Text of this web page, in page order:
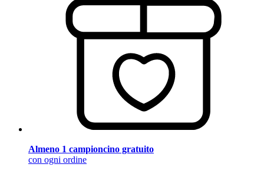
Almeno 1 campioncino gratuito
con ogni ordine